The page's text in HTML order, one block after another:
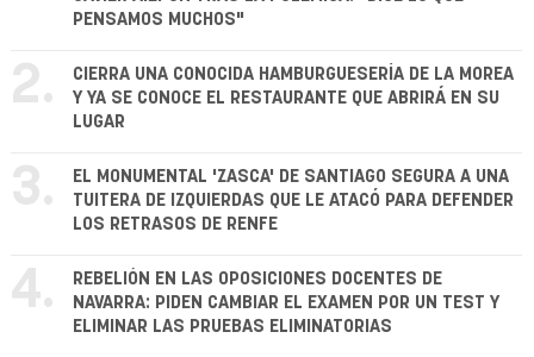
PENSAMOS MUCHOS"
2.
CIERRA UNA CONOCIDA HAMBURGUESERÍA DE LA MOREA
Y YA SE CONOCE EL RESTAURANTE QUE ABRIRÁ EN SU
LUGAR
3.
EL MONUMENTAL 'ZASCA' DE SANTIAGO SEGURA A UNA
TUITERA DE IZQUIERDAS QUE LE ATACÓ PARA DEFENDER
LOS RETRASOS DE RENFE
4.
REBELIÓN EN LAS OPOSICIONES DOCENTES DE
NAVARRA: PIDEN CAMBIAR EL EXAMEN POR UN TEST Y
ELIMINAR LAS PRUEBAS ELIMINATORIAS